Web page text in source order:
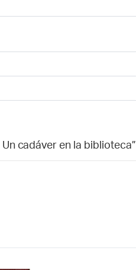
cadáver en la biblioteca”